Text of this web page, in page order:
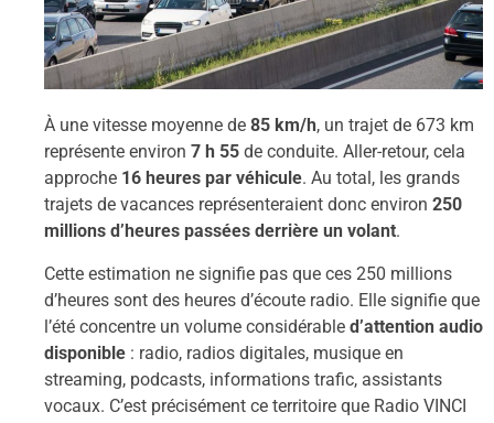
À une vitesse moyenne de 85 km/h, un trajet de 673 km
représente environ 7 h 55 de conduite. Aller-retour, cela
approche 16 heures par véhicule. Au total, les grands
trajets de vacances représenteraient donc environ 250
millions d’heures passées derrière un volant.
Cette estimation ne signifie pas que ces 250 millions
d’heures sont des heures d’écoute radio. Elle signifie que
l’été concentre un volume considérable d’attention audio
disponible : radio, radios digitales, musique en
streaming, podcasts, informations trafic, assistants
vocaux. C’est précisément ce territoire que Radio VINCI